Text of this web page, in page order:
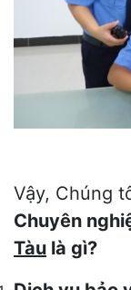
Vậy, Chúng
Chuyên
Tàu là gì?